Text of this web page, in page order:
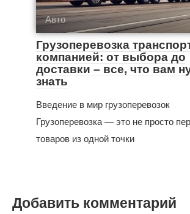
Авто
Грузоперевозка
компанией: от выбора до
доставки – все, что вам
знать
Введение в мир грузоперевозок
Грузоперевозка — это не просто
товаров из одной точки
Добавить комментарий